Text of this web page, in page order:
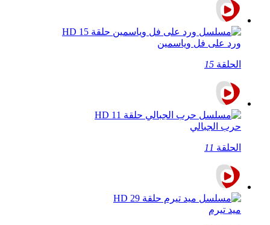
ورد على فل وياسمين
الحلقة 15
حرب الجبالي
الحلقة 11
ميد تيرم